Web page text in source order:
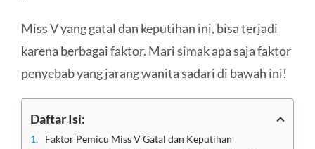
Miss V yang gatal dan keputihan ini, bisa terjadi
karena berbagai faktor. Mari simak apa saja faktor
penyebab yang jarang wanita sadari di bawah ini!
Daftar Isi:
Faktor Pemicu Miss V Gatal dan Keputihan